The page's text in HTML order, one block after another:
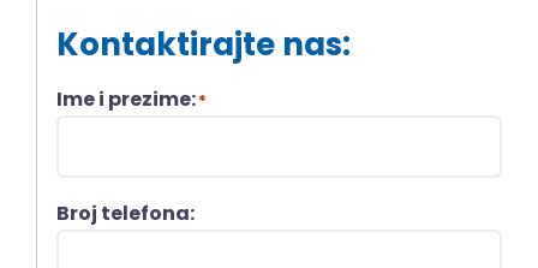
Kontaktirajte nas:
Ime i prezime:*
Broj telefona: